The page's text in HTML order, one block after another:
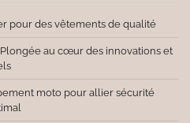
pour des vêtements de qualité
au cœur des innovations et
moto pour allier sécurité